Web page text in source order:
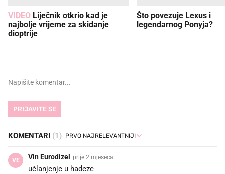
VIDEO
najbolje vrijeme za skidanje
dioptrije
Što povezuje Lexus i
legendarnog Ponyja?
PRIJAVITE SE
KOMENTARI (1)
VE Vin Eurodizel prije 2 mjeseca
učlanjenje u hadeze